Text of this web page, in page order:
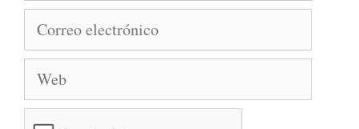
Correo
Web